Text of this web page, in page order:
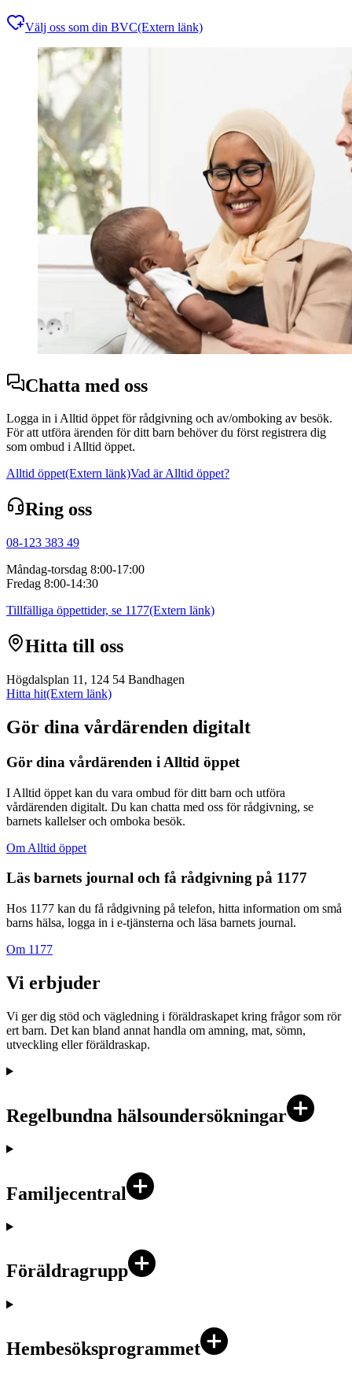
Välj oss som din BVC(Extern länk)
Chatta med oss
Logga in i Alltid öppet för rådgivning och av/omboking av besök.
För att utföra ärenden för ditt barn behöver du först registrera dig
som ombud i Alltid öppet.
Alltid öppet(Extern länk)Vad är Alltid öppet?
Ring oss
08-123 383 49
Måndag-torsdag 8:00-17:00
Fredag 8:00-14:30
Tillfälliga öppettider, se 1177(Extern länk)
Hitta till oss
Högdalsplan 11, 124 54 Bandhagen
Hitta hit(Extern länk)
Gör dina vårdärenden digitalt
Gör dina vårdärenden i Alltid öppet
I Alltid öppet kan du vara ombud för ditt barn och utföra
vårdärenden digitalt. Du kan chatta med oss för rådgivning, se
barnets kallelser och omboka besök.
Om Alltid öppet
Läs barnets journal och få rådgivning på 1177
Hos 1177 kan du få rådgivning på telefon, hitta information om små
barns hälsa, logga in i e-tjänsterna och läsa barnets journal.
Om 1177
Vi erbjuder
Vi ger dig stöd och vägledning i föräldraskapet kring frågor som rör
ert barn. Det kan bland annat handla om amning, mat, sömn,
utveckling eller föräldraskap.
Regelbundna hälsoundersökningar
Familjecentral
Föräldragrupp
Hembesöksprogrammet